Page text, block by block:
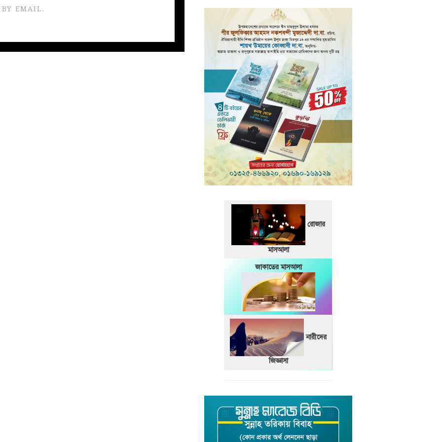
EMAIL.
রোজার
মাসআলা
জাকাতের মাসআলা
নারীদের
জিজ্ঞাসা